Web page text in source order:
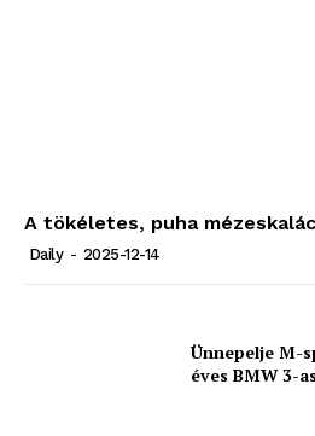
A tökéletes, puha
Daily - 2025-12-14
Ünnepelje M-
éves BMW 3-